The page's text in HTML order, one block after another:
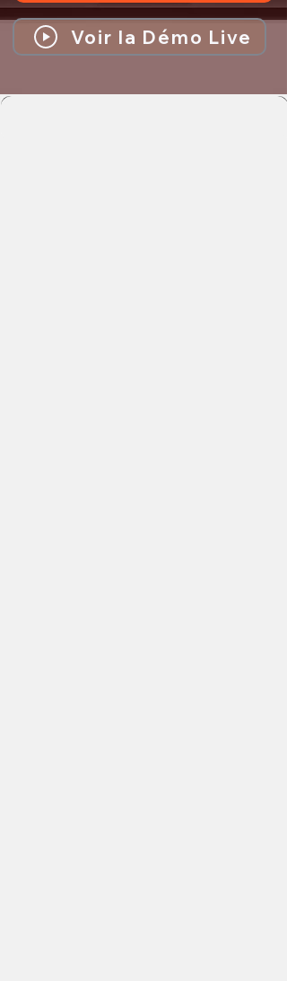
Voir la Démo Live